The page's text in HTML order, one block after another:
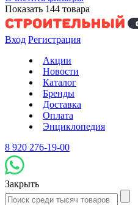
Показать 144 товара
Вход Регистрация
Акции
Новости
Каталог
Бренды
Доставка
Оплата
Энциклопедия
8 920 276-19-00
Закрыть